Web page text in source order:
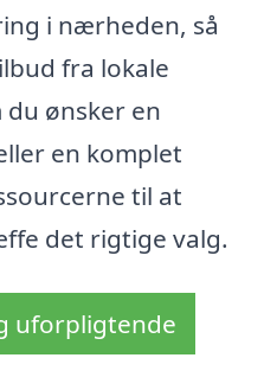
i nærheden, så
fra lokale
du ønsker en
en komplet
til at
det rigtige valg.
uforpligtende